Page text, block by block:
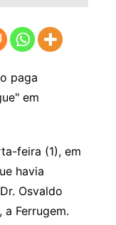
feira (1), em
havia
Osvaldo
a Ferrugem.